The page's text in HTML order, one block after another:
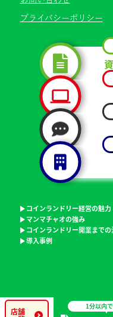
プライバシーポリシー
コインランドリー経営の魅力
マンマチャオの強み
コインランドリー開業までの
導入事例
(c)コインランドリー
店舗
1分以内